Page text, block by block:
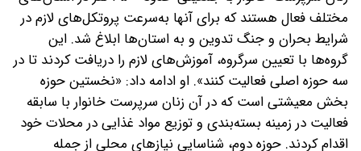
مختلف فعال هستند که برای آنها به‌سرعت پروتکل‌های لازم در
شرایط بحران و جنگ تدوین و به استان‌ها ابلاغ شد. این
گروه‌ها با تعیین سرگروه، آموزش‌های لازم را دریافت کردند تا در
سه حوزه اصلی فعالیت کنند». او ادامه داد: «نخستین حوزه
بخش معیشتی است که در آن زنان سرپرست خانوار با سابقه
فعالیت در زمینه بسته‌بندی و توزیع مواد غذایی در محلات خود
اقدام کردند. حوزه دوم، شناسایی نیازهای محلی از جمله